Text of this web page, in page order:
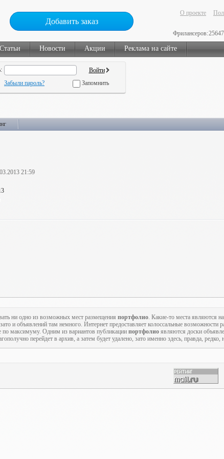
Добавить заказ
О проекте
Фрилансеров:25647
Статьи Новости Акции Реклама на сайте
Забыли пароль? Запомнить
21:59
ни одно из возможных мест размещения портфолио. Какие-то места являются
и объявлений там немного. Интернет предоставляет колоссальные возможности
по максимуму. Одним из вариантов публикации портфолио являются доски
перейдет в архив, а затем будет удалено, зато именно здесь, правда,